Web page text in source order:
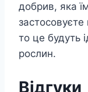
добрив, яка
то це будуть
рослин.
Відгуки